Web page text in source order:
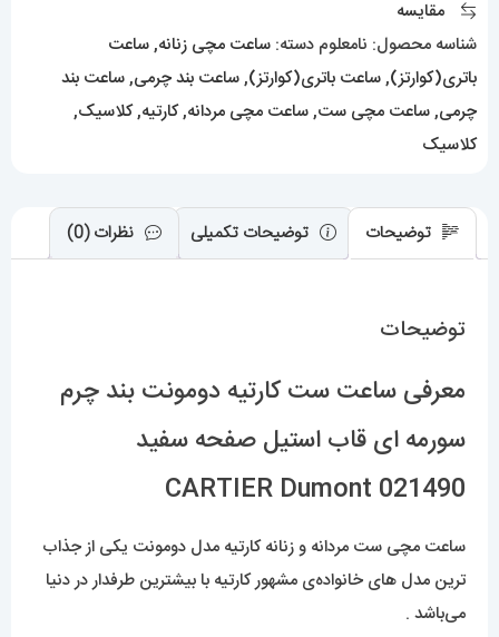
قاب
استیل
سفید
Dumont
021490
عدد
مقایسه
شناسه محصول: نامعلوم دسته: ساعت مچی زنانه,ساعت
باتری(کوارتز),ساعت باتری(کوارتز),ساعت بند چرمی,ساعت بند
چرمی,ساعت مچی ست,ساعت مچی مردانه,کارتیه,کلاسیک,
کلاسیک
توضیحات توضیحات تکمیلی نظرات (0)
توضیحات
معرفی ساعت ست کارتیه دومونت بند چرم
سورمه ای قاب استیل صفحه سفید
CARTIER Dumont 021490
ساعت مچی ست مردانه و زنانه کارتیه مدل دومونت یکی از جذاب
ترین مدل های خانواده‌ی مشهور کارتیه با بیشترین طرفدار در دنیا
می‌باشد .